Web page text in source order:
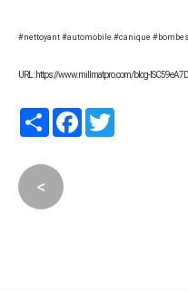
#nettoyant #automobile #canique #bombes
URL : https://www.millmatpro.com/blog-
PartagerFacebook
<